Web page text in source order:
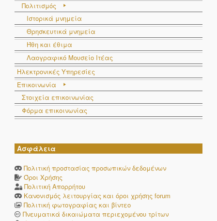
Πολιτισμός
Ιστορικά μνημεία
Θρησκευτικά μνημεία
Ήθη και έθιμα
Λαογραφικό Μουσείο Ιτέας
Ηλεκτρονικές Υπηρεσίες
Επικοινωνία
Στοιχεία επικοινωνίας
Φόρμα επικοινωνίας
Ασφάλεια
Πολιτική προστασίας προσωπικών δεδομένων
Όροι Χρήσης
Πολιτική Απορρήτου
Κανονισμός λειτουργίας και όροι χρήσης forum
Πολιτική φωτογραφίας και βίντεο
Πνευματικά δικαιώματα περιεχομένου τρίτων